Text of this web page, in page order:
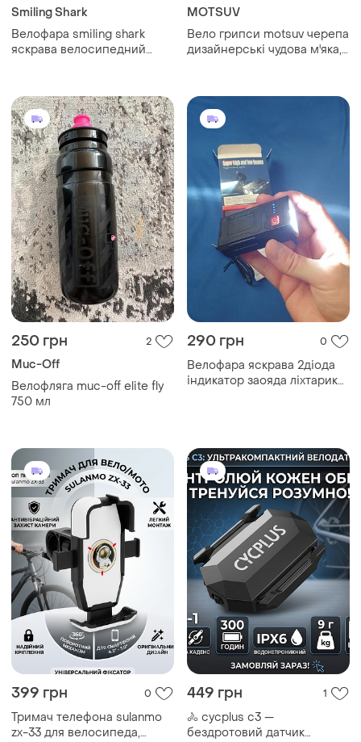
Smiling Shark
Велофара smiling shark
яскрава велосипедний
MOTSUV
Вело грипси motsuv черепа
дизайнерські чудова м'яка,
250 грн 2
Muc-Off
Велофляга muc-off elite fly
750 мл
290 грн 0
Велофара яскрава 2діода
індикатор заояда ліхтарик
399 грн 0
Тримач телефона sulanmo
zx-33 для велосипеда,
449 грн 1
🚴 cycplus c3 —
бездротовий датчик